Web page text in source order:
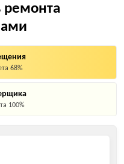
ремонта
68%
100%